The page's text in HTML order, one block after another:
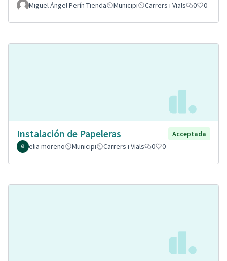
Miguel Ángel Perín Tienda
Municipi Carrers i Vials 0 0
Instalación de Papeleras
Acceptada
elia moreno
Municipi Carrers i Vials 0 0